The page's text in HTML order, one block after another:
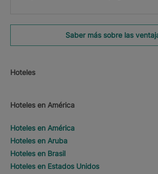
Saber más sobre las
Hoteles
Hoteles en América
Hoteles en América
Hoteles en Aruba
Hoteles en Brasil
Hoteles en Estados Unidos